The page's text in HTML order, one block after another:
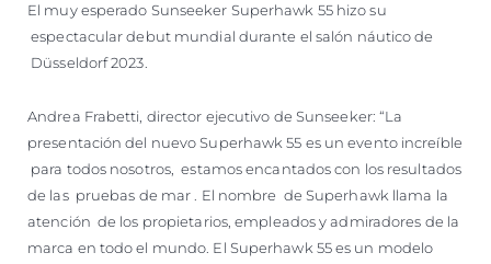
El muy esperado Sunseeker Superhawk 55 hizo su
espectacular debut mundial durante el salón náutico de
Düsseldorf 2023.
Andrea Frabetti, director ejecutivo de Sunseeker: “La
presentación del nuevo Superhawk 55 es un evento increíble
para todos nosotros, estamos encantados con los resultados
de las pruebas de mar . El nombre de Superhawk llama la
atención de los propietarios, empleados y admiradores de la
marca en todo el mundo. El Superhawk 55 es un modelo